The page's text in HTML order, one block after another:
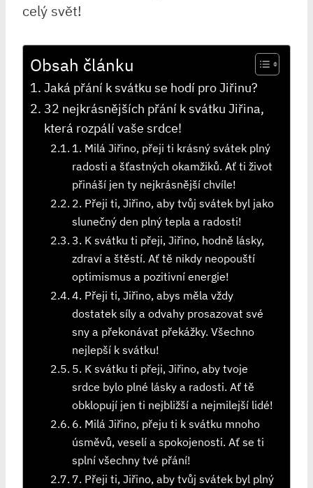
celý svět!
Obsah článku
Jaká přání k svátku se hodí pro Jiřinu?
32 nejkrásnějších přání k svátku Jiřina,
která rozpálí vaše srdce!
1. Milá Jiřino, přeji ti krásný svátek plný
radosti a šťastných okamžiků. Ať ti život
přináší jen ty nejkrásnější chvíle!
2. Přeji ti, Jiřino, aby tvůj svátek byl jako
slunečný den plný tepla a radosti!
3. K svátku ti přeji, Jiřino, hodně lásky,
zdraví a štěstí. Ať tě nikdy neopouští
optimismus a pozitivní energie!
4. Přeji ti, Jiřino, abys měla vždy
dostatek síly a odvahy prosazovat své
sny a překonávat překážky. Všechno
nejlepší k svátku!
5. K svátku ti přeji, Jiřino, aby tvoje
srdce bylo plné lásky a radosti. Ať tě
obklopují jen ti nejbližší a nejmilejší lidé!
6. Milá Jiřino, přeju ti k svátku mnoho
úsměvů, veselí a spokojenosti. Ať se ti
splní všechny tvé přání!
7. Přeji ti, Jiřino, aby tvůj svátek byl plný